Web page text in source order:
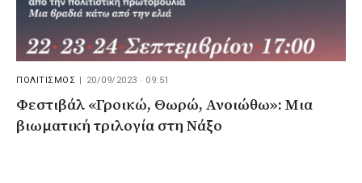
ΠΟΛΙΤΙΣΜΟΣ 20/09/2023 · 09:51
Φεστιβάλ «Γροικώ, Θωρώ, Ανoιώθω»: Μια
βιωματική τριλογία στη Νάξο